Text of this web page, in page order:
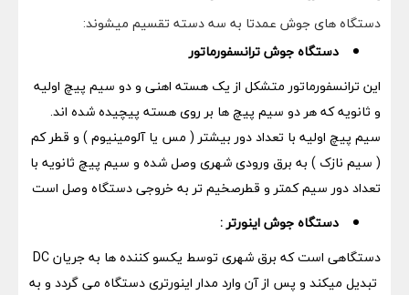
دستگاه های جوش عمدتا به سه دسته تقسیم میشوند:
دستگاه جوش ترانسفورماتور
این ترانسفورماتور متشکل از یک هسته اهنی و دو سیم پیچ اولیه
و ثانویه که هر دو سیم پیچ ها بر روی هسته پیچیده شده اند.
سیم پیچ اولیه با تعداد دور بیشتر ( مس یا آلومینیوم ) و قطر کم
( سیم نازک ) به برق ورودی شهری وصل شده و سیم پیچ ثانویه با
تعداد دور سیم کمتر و قطرصخیم تر به خروجی دستگاه وصل است
دستگاه جوش اینورتر :
دستگاهی است که برق شهری توسط یکسو کننده ها به جریان DC
تبدیل میکند و پس از آن وارد مدار اینورتری دستگاه می گردد و به